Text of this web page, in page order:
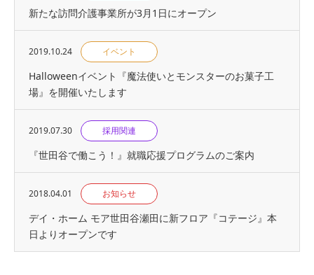
新たな訪問介護事業所が3月1日にオープン
2019.10.24 イベント
Halloweenイベント『魔法使いとモンスターのお菓子工
場』を開催いたします
2019.07.30 採用関連
『世⽥⾕で働こう！』就職応援プログラムのご案内
2018.04.01 お知らせ
デイ・ホーム モア世田谷瀬田に新フロア『コテージ』本
日よりオープンです